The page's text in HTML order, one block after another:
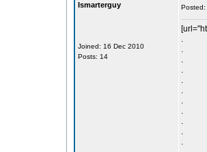
Ismarterguy
Joined: 16 Dec 2010
Posts: 14
Posted:
.
.
.
.
.
.
.
.
.
.
.